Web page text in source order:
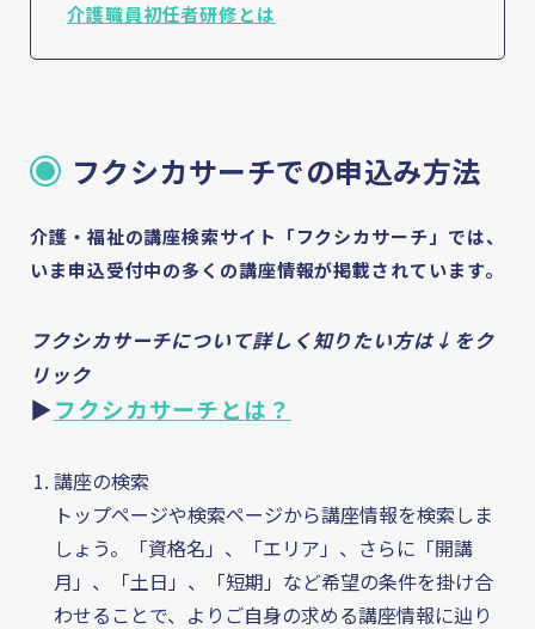
フクシカサーチとは
介護資格の基礎知識
お知らせ・コラム
Column 介護・福祉のお役立ち情報
介護職員初任者研修とは
フクシカサーチでの申込み方法
介護・福祉の講座検索サイト「フクシカサーチ」では、
いま申込受付中の多くの講座情報が掲載されています。
フクシカサーチについて詳しく知りたい方は↓をク
リック
▶フクシカサーチとは？
講座の検索
トップページや検索ページから講座情報を検索しま
しょう。「資格名」、「エリア」、さらに「開講
月」、「土日」、「短期」など希望の条件を掛け合
わせることで、よりご自身の求める講座情報に辿り